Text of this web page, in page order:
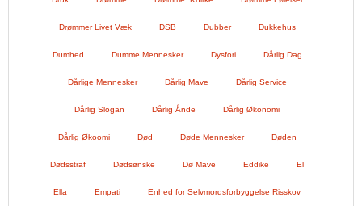
Drømmer Livet Væk DSB Dubber Dukkehus
Dumhed Dumme Mennesker Dysfori Dårlig Dag
Dårlige Mennesker Dårlig Mave Dårlig Service
Dårlig Slogan Dårlig Ånde Dårlig Økonomi
Dårlig Økoomi Død Døde Mennesker Døden
Dødsstraf Dødsønske Dø Mave Eddike El
Ella Empati Enhed for Selvmordsforbyggelse Risskov